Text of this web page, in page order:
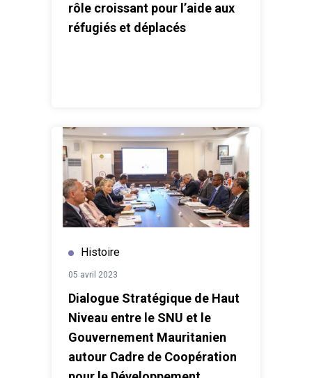
rôle croissant pour l’aide aux
réfugiés et déplacés
Histoire
05 avril 2023
Dialogue Stratégique de Haut
Niveau entre le SNU et le
Gouvernement Mauritanien
autour Cadre de Coopération